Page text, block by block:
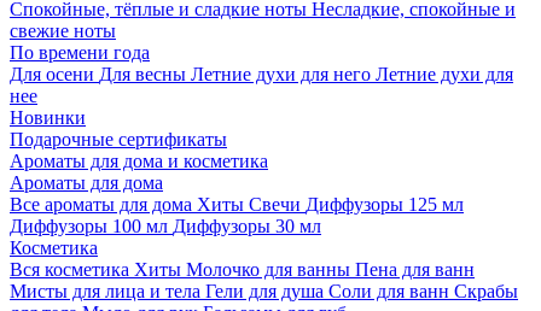
Спокойные, тёплые и сладкие ноты Несладкие, спокойные и
свежие ноты
По времени года
Для осени Для весны Летние духи для него Летние духи для
нее
Новинки
Подарочные сертификаты
Ароматы для дома и косметика
Ароматы для дома
Все ароматы для дома Хиты Свечи Диффузоры 125 мл
Диффузоры 100 мл Диффузоры 30 мл
Косметика
Вся косметика Хиты Молочко для ванны Пена для ванн
Мисты для лица и тела Гели для душа Соли для ванн Скрабы